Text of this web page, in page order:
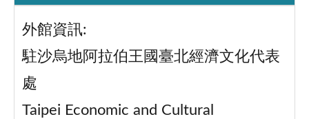
外館資訊:
駐沙烏地阿拉伯王國臺北經濟文化代表
處
Taipei Economic and Cultural